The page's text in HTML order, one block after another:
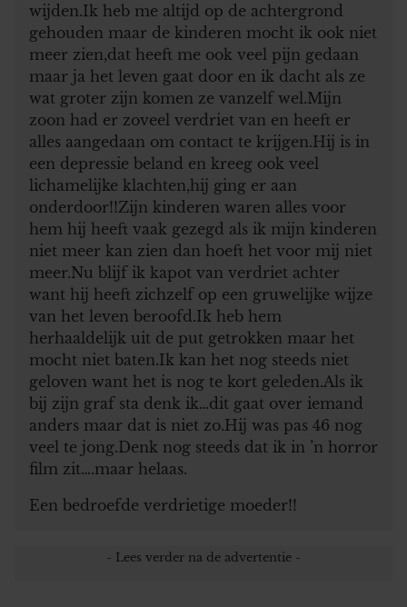
wijden.Ik heb me altijd op de achtergrond
gehouden maar de kinderen mocht ik ook niet
meer zien,dat heeft me ook veel pijn gedaan
maar ja het leven gaat door en ik dacht als ze
wat groter zijn komen ze vanzelf wel.Mijn
zoon had er zoveel verdriet van en heeft er
alles aangedaan om contact te krijgen.Hij is in
een depressie beland en kreeg ook veel
lichamelijke klachten,hij ging er aan
onderdoor!!Zijn kinderen waren alles voor
hem hij heeft vaak gezegd als ik mijn kinderen
niet meer kan zien dan hoeft het voor mij niet
meer.Nu blijf ik kapot van verdriet achter
want hij heeft zichzelf op een gruwelijke wijze
van het leven beroofd.Ik heb hem
herhaaldelijk uit de put getrokken maar het
mocht niet baten.Ik kan het nog steeds niet
geloven want het is nog te kort geleden.Als ik
bij zijn graf sta denk ik…dit gaat over iemand
anders maar dat is niet zo.Hij was pas 46 nog
veel te jong.Denk nog steeds dat ik in ’n horror
film zit….maar helaas.
Een bedroefde verdrietige moeder!!